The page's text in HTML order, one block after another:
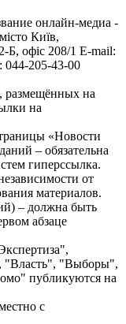
онлайн-медиа -
Київ,
офіс 208/1 E-mail:
044-205-43-00
размещённых на
на
«Новости
– обязательна
гиперссылка.
от
материалов.
– должна быть
абзаце
"Власть", "Выборы",
публикуются на
с